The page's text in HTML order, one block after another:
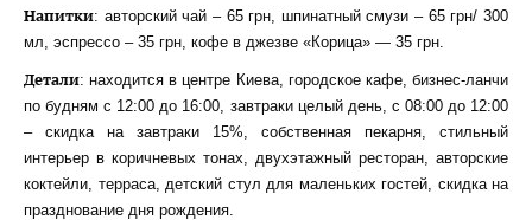
Напитки: авторский чай – 65 грн, шпинатный смузи – 65 грн/ 300
мл, эспрессо – 35 грн, кофе в джезве «Корица» — 35 грн.
Детали: находится в центре Киева, городское кафе, бизнес-ланчи
по будням с 12:00 до 16:00, завтраки целый день, с 08:00 до 12:00
– скидка на завтраки 15%, собственная пекарня, стильный
интерьер в коричневых тонах, двухэтажный ресторан, авторские
коктейли, терраса, детский стул для маленьких гостей, скидка на
празднование дня рождения.